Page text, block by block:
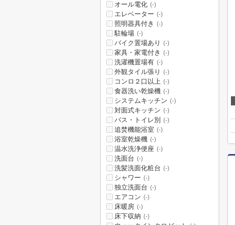
オール電化 (-)
エレベーター (-)
照明器具付き (-)
駐輪場 (-)
バイク置場あり (-)
家具・家電付き (-)
洗濯機置場有 (-)
外観タイル張り (-)
コンロ２口以上 (-)
食器洗い乾燥機 (-)
システムキッチン (-)
対面式キッチン (-)
バス・トイレ別 (-)
追焚機能浴室 (-)
浴室乾燥機 (-)
温水洗浄便座 (-)
洗面台 (-)
洗髪洗面化粧台 (-)
シャワー (-)
独立洗面台 (-)
エアコン (-)
床暖房 (-)
床下収納 (-)